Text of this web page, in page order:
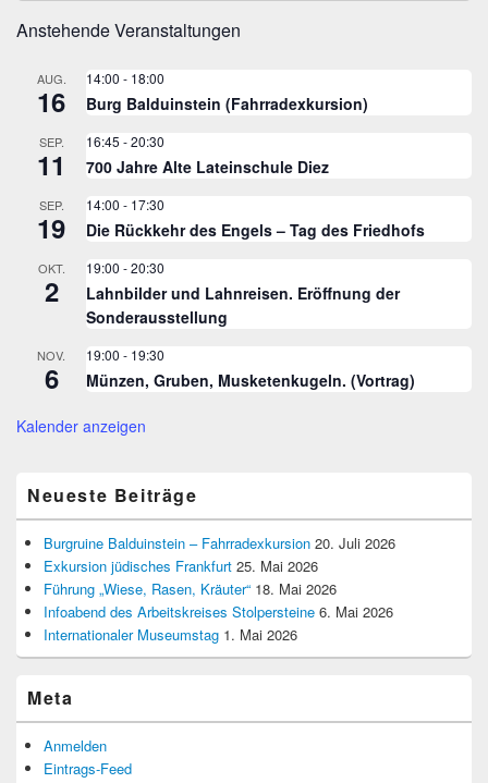
Bereich
Anstehende Veranstaltungen
AUG.
16
14:00 - 18:00
Burg Balduinstein (Fahrradexkursion)
SEP.
11
16:45 -20:30
700 Jahre Alte Lateinschule Diez
SEP.
19
14:00 - 17:30
Die Rückkehr des Engels – Tag des Friedhofs
OKT.
2
19:00 -20:30
Lahnbilder und Lahnreisen. Eröffnung der
Sonderausstellung
NOV.
6
19:00 - 19:30
Münzen, Gruben, Musketenkugeln. (Vortrag)
Kalender anzeigen
Neueste Beiträge
Burgruine Balduinstein – Fahrradexkursion 20. Juli 2026
Exkursion jüdisches Frankfurt 25. Mai 2026
Führung „Wiese, Rasen, Kräuter“ 18. Mai 2026
Infoabend des Arbeitskreises Stolpersteine 6. Mai 2026
Internationaler Museumstag 1. Mai 2026
Meta
Anmelden
Eintrags-Feed